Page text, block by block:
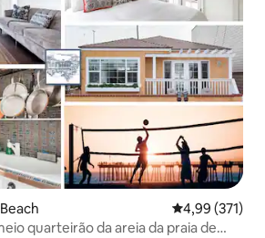
4,99 de uma
4,99 (371)
quarteirão da areia da praia de